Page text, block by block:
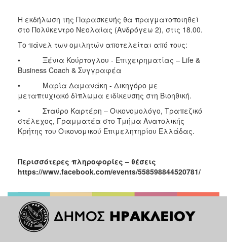
Η εκδήλωση της Παρασκευής θα πραγματοποιηθεί
στο Πολύκεντρο Νεολαίας (Ανδρόγεω 2), στις 18.00.
Το πάνελ των ομιλητών αποτελείται από τους:
• Ξένια Κούρτογλου - Επιχειρηματίας – Life &
Business Coach & Συγγραφέα
• Μαρία Δαμανάκη - Δικηγόρο με
μεταπτυχιακό δίπλωμα ειδίκευσης στη Βιοηθική.
• Σταύρο Καρτέρη – Οικονομολόγο, Τραπεζικό
στέλεχος, Γραμματέα στο Τμήμα Ανατολικής
Κρήτης του Οικονομικού Επιμελητηρίου Ελλάδας.
Περισσότερες πληροφορίες – θέσεις
https://www.facebook.com/events/558598844520781/